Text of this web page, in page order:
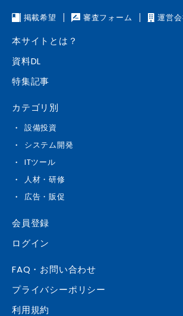
掲載希望 審査フォーム 運営
本サイトとは？
資料DL
特集記事
カテゴリ別
設備投資
システム開発
ITツール
人材・研修
広告・販促
会員登録
ログイン
FAQ・お問い合わせ
プライバシーポリシー
利用規約